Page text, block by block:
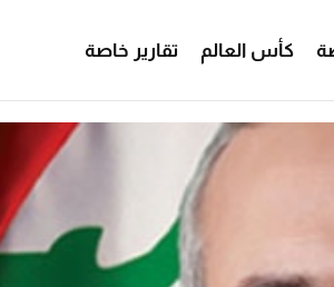
كأس العالم تقارير خاصة